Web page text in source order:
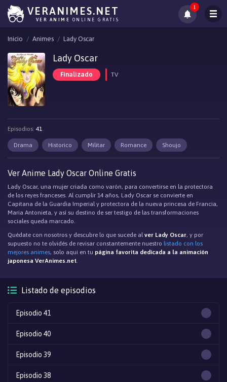
VERANIMES.NET
VER ANIME ONLINE GRATIS
1
Inicio Animes Lady Oscar
Lady Oscar
Finalizado TV
Episodios: 41
Drama Historico Militar Romance Shoujo
Ver Anime Lady Oscar Online Gratis
Lady Oscar, una mujer criada como varón, para convertirse en la protectora
de los reyes franceses. Al cumplir 14 años, Lady Oscar se convierte en
Capitana de la Guardia Imperial y protectora de la nueva princesa de Francia,
Maria Antonieta, y así su destino de ser testigo de las transformaciones
sociales queda marcado.
Quédate con nosotros y descubre lo que sucede alver Lady Oscar, y por
supuesto no te olvidés de revisar constantemente nuestro listado con los
mejores animes, solo aqui en tu página favorita dedicada a la animación
japonesa VerAnimes.net.
Listado de episodios
Episodio 41
Episodio 40
Episodio 39
Episodio 38